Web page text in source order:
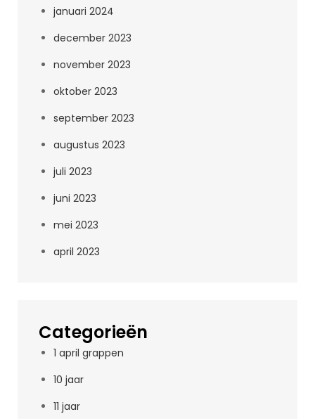
januari 2024
december 2023
november 2023
oktober 2023
september 2023
augustus 2023
juli 2023
juni 2023
mei 2023
april 2023
Categorieën
1 april grappen
10 jaar
11 jaar